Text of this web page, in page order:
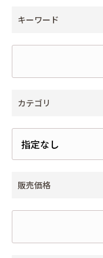
キーワード
カテゴリ
販売価格